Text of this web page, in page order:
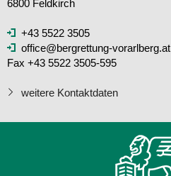
6800 Feldkirch
+43 5522 3505
office@bergrettung-vorarlberg.at
Fax +43 5522 3505-595
weitere Kontaktdaten